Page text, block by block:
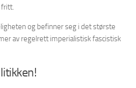
fritt.
og befinner seg i det største
av regelrett imperialistisk fascistisk